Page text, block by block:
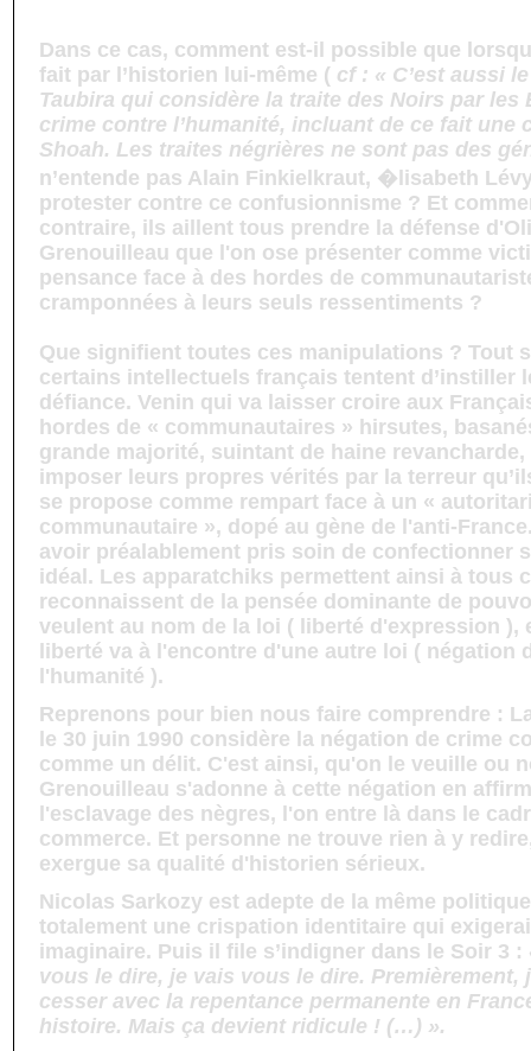
Dans ce cas, comment est-il possible que
fait par l’historien lui-même ( cf : « C’est aussi
Taubira qui considère la traite des Noirs par les
crime contre l’humanité, incluant de ce fait une
Shoah. Les traites négrières ne sont pas des
n’entende pas Alain Finkielkraut, �lisabeth
protester contre ce confusionnisme ? Et
contraire, ils aillent tous prendre la défense
Grenouilleau que l'on ose présenter comme
pensance face à des hordes de
cramponnées à leurs seuls ressentiments ?
Que signifient toutes ces manipulations ? Tout
certains intellectuels français tentent d’instiller
défiance. Venin qui va laisser croire aux
hordes de « communautaires » hirsutes,
grande majorité, suintant de haine
imposer leurs propres vérités par la terreur
se propose comme rempart face à un «
communautaire », dopé au gène de l'anti-
avoir préalablement pris soin de confectionner
idéal. Les apparatchiks permettent ainsi à tous
reconnaissent de la pensée dominante de
veulent au nom de la loi ( liberté d'expression ),
liberté va à l'encontre d'une autre loi ( négation
l'humanité ).
Reprenons pour bien nous faire comprendre :
le 30 juin 1990 considère la négation de crime
comme un délit. C'est ainsi, qu'on le veuille ou
Grenouilleau s'adonne à cette négation en
l'esclavage des nègres, l'on entre là dans le
commerce. Et personne ne trouve rien à y
exergue sa qualité d'historien sérieux.
Nicolas Sarkozy est adepte de la même
totalement une crispation identitaire qui
imaginaire. Puis il file s’indigner dans le Soir 3 :
vous le dire, je vais vous le dire. Premièrement,
cesser avec la repentance permanente en
histoire. Mais ça devient ridicule ! (…) ».